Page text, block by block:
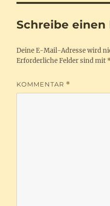
Schreibe einen
Deine E-Mail-Adresse wird
Erforderliche Felder sind mit *
KOMMENTAR *